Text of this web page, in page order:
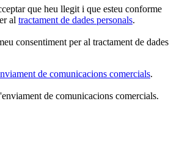
que heu llegit i que esteu conforme
al tractament de dades personals.
consentiment per al tractament de dades
de comunicacions comercials.
de comunicacions comercials.